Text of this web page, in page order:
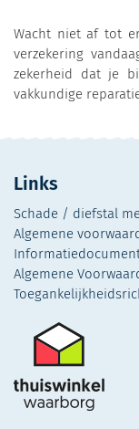
Wacht niet af tot
verzekering
zekerheid dat je
vakkundige
Links
Schade / diefstal
Algemene
Algemene